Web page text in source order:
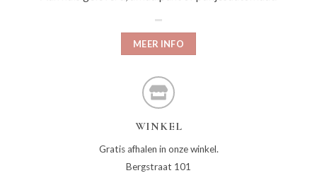
MEER INFO
WINKEL
Gratis afhalen in onze winkel.
Bergstraat 101